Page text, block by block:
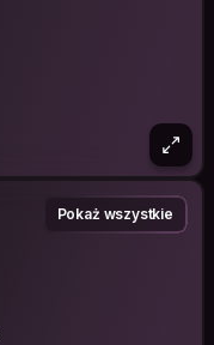
Pokaż wszystkie